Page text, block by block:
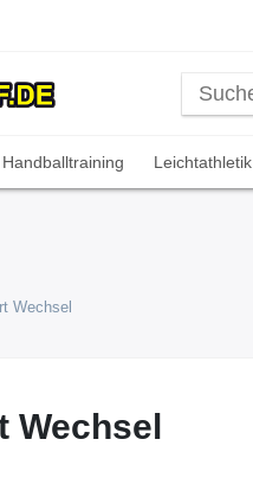
Handballtraining Leichtathletik
Wechsel
Wechsel